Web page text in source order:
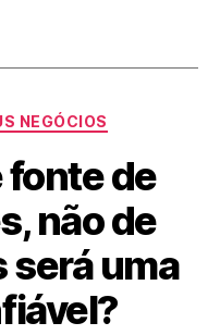
NEGÓCIOS
de
não de
será uma